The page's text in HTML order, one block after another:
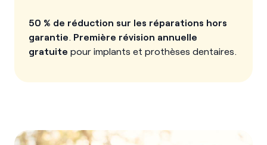
50 % de réduction sur les réparations hors
garantie Première révision annuelle
gratuite pour implants et prothèses dentaires.